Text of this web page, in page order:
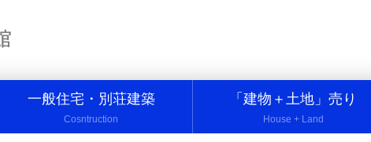
一般住宅・別荘建築
Cosntruction
「建物＋土地」売り
House + Land